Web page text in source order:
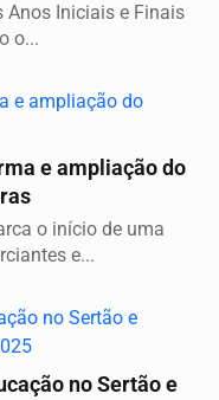
Anos Iniciais e Finais
o...
e ampliação do
o início de uma
e...
no Sertão e